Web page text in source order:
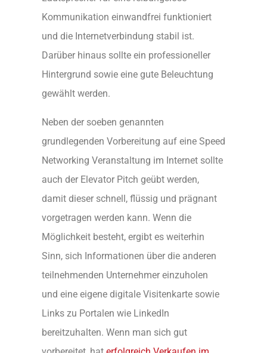
Kommunikation einwandfrei funktioniert
und die Internetverbindung stabil ist.
Darüber hinaus sollte ein professioneller
Hintergrund sowie eine gute Beleuchtung
gewählt werden.
Neben der soeben genannten
grundlegenden Vorbereitung auf eine Speed
Networking Veranstaltung im Internet sollte
auch der Elevator Pitch geübt werden,
damit dieser schnell, flüssig und prägnant
vorgetragen werden kann. Wenn die
Möglichkeit besteht, ergibt es weiterhin
Sinn, sich Informationen über die anderen
teilnehmenden Unternehmer einzuholen
und eine eigene digitale Visitenkarte sowie
Links zu Portalen wie LinkedIn
bereitzuhalten. Wenn man sich gut